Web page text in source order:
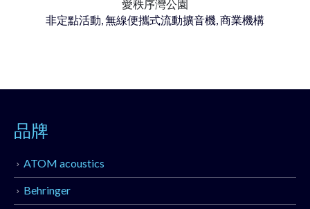
愛秩序灣公園
非定點活動, 無線便攜式流動擴音機, 商業機構
品牌
ATOM acoustics
Behringer